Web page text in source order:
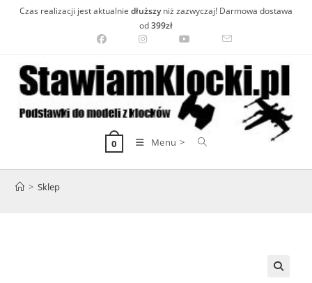
Czas realizacji jest aktualnie dłuższyniż zazwyczaj! Darmowa dostawa
od399zł
0 Menu >
> Sklep